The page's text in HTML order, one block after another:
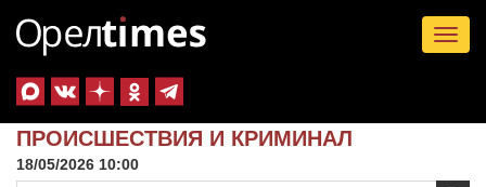
ПРОИСШЕСТВИЯ И КРИМИНАЛ
18/05/2026 10:00